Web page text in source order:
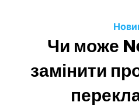
Чи може
замінити